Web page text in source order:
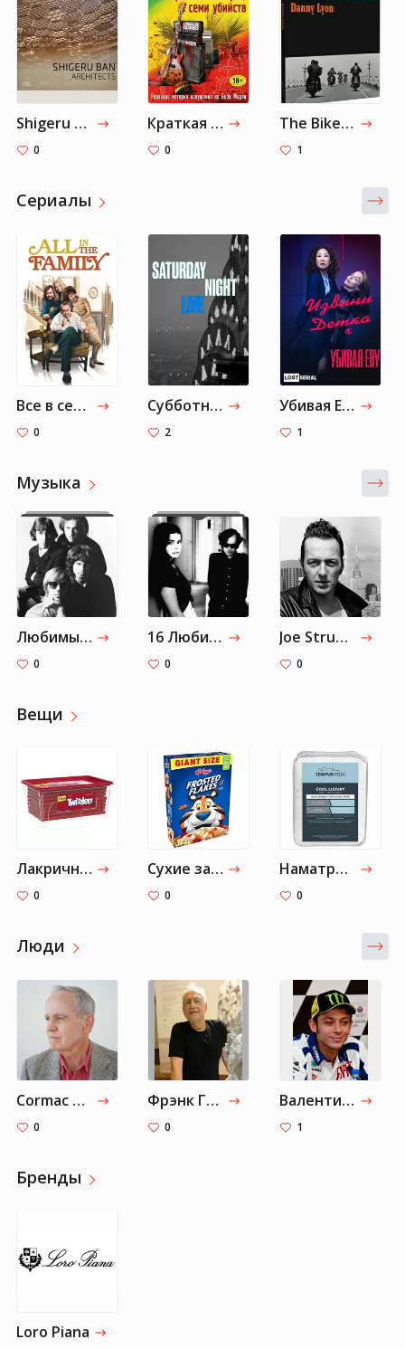
Shigeru Ban
0
Краткая история семи убийств
0
The Bikeriders
1
Cериалы
Все в семье
0
Субботним вечером в прямом эфире
2
Убивая Еву
1
Музыка
Любимые группы Брэда Питта
0
16 Любимых групп Брэда Питта
0
Joe Strummer & The Mescaleros
0
Вещи
Лакричные конфеты TWIZZLERS со вкусом клубники
0
Сухие завтраки Kellogg, Frosted Flakes, без жира, большая упаковка
0
Наматрасник Tempur-Pedic
0
Люди
Cormac McCarthy
0
Фрэнк Гери
0
Валентино Росси
1
Бренды
Loro Piana